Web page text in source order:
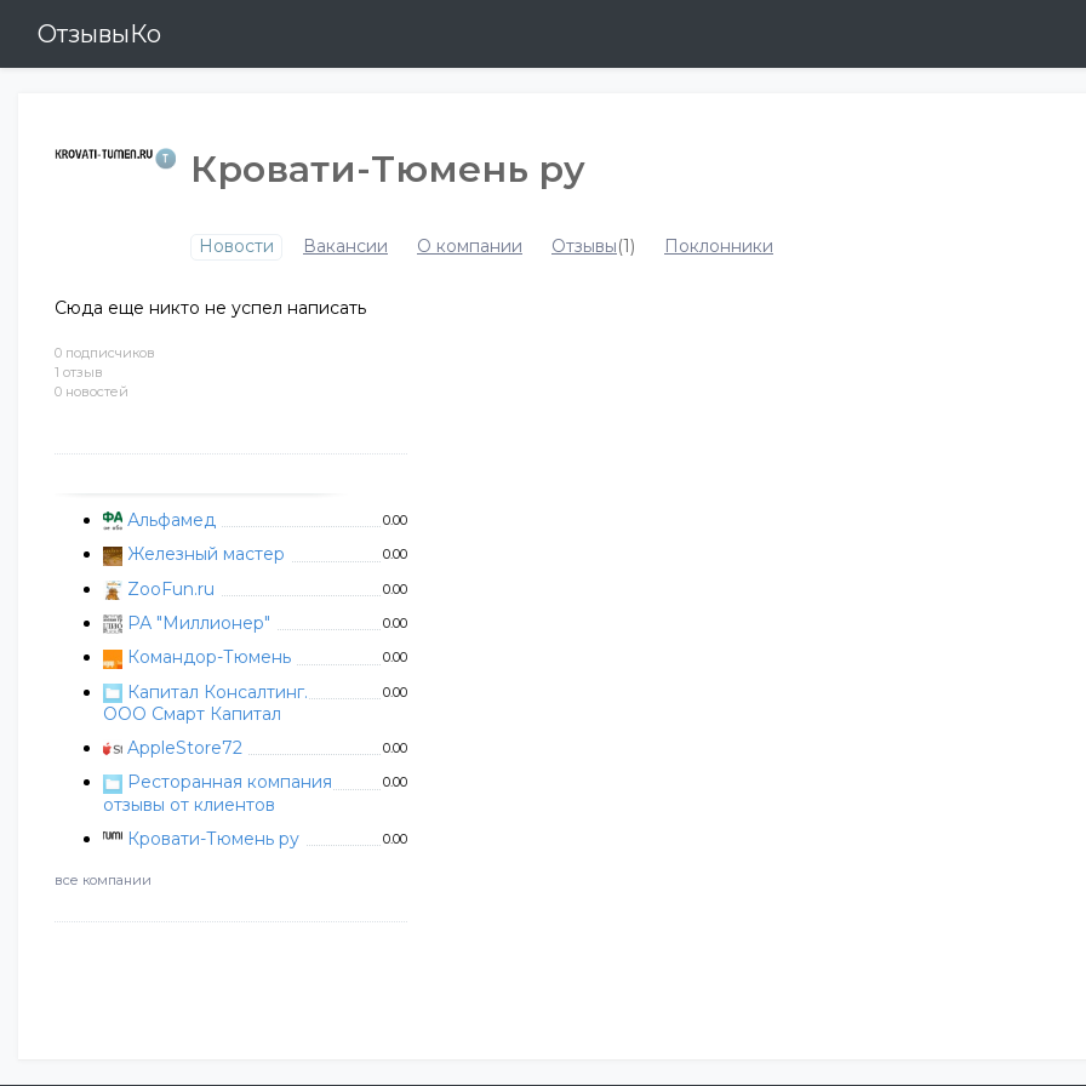
ОтзывыКо
0 подписчиков
1 отзыв
0 новостей
Альфамед 0.00
Железный мастер 0.00
ZooFun.ru 0.00
РА "Миллионер" 0.00
Командор-Тюмень 0.00
Капитал Консалтинг.
ООО Смарт Капитал
0.00
AppleStore72 0.00
Ресторанная компания
отзывы от клиентов
0.00
Кровати-Тюмень ру 0.00
все компании
Кровати-Тюмень ру
Новости Вакансии О компании Отзывы(1) Поклонники
Сюда еще никто не успел написать